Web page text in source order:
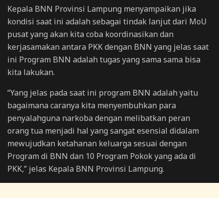
Kepala BNN Provinsi Lampung menyampaikan jika
kondisi saat ini adalah sebagai tindak lanjut dari MoU
pusat yang akan kita coba koordinasikan dan
kerjasamakan antara PKK dengan BNN yang jelas saat
ini Program BNN adalah tugas yang sama sama bisa
kita lakukan.
“Yang jelas pada saat ini program BNN adalah yaitu
bagaimana caranya kita menyembuhkan para
penyalahguna narkoba dengan melibatkan peran
orang tua menjadi hal yang sangat esensial didalam
mewujudkan ketahanan keluarga sesuai dengan
Program di BNN dan 10 Program Pokok yang ada di
PKK,” jelas Kepala BNN Provinsi Lampung.